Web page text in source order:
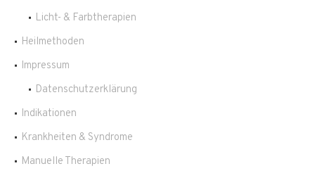
Licht- & Farbtherapien
Heilmethoden
Impressum
Datenschutzerklärung
Indikationen
Krankheiten & Syndrome
Manuelle Therapien